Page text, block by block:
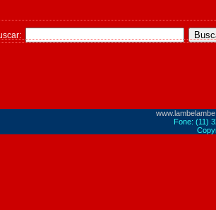
Fone: (11)